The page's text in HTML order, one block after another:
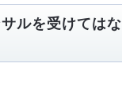
ルを受けてはな